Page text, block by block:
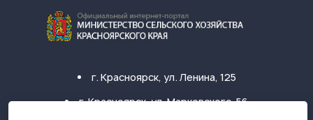
г. Красноярск, ул. Ленина, 125
г. Красноярск, ул. Марковского, 56